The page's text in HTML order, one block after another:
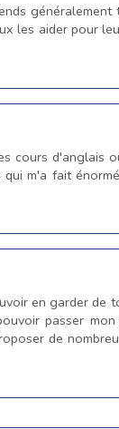
les aider pour
cours d'anglais
m'a fait
en garder de
passer
de